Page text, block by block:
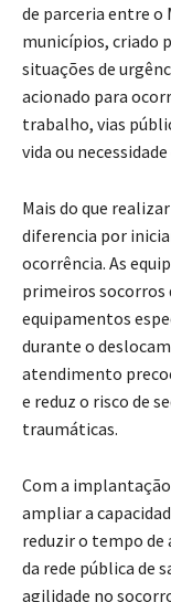
de parceria entre o
municípios, criado
situações de
acionado para
trabalho, vias
vida ou
Mais do que
diferencia por
ocorrência. As
primeiros socorros
equipamentos
durante o
atendimento
e reduz o risco de
traumáticas.
Com a
ampliar a
reduzir o tempo
da rede pública de
agilidade no